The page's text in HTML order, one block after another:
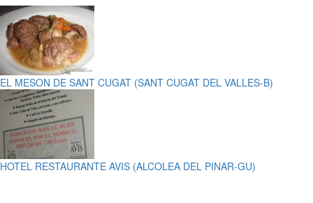
EL MESON DE SANT CUGAT (SANT CUGAT DEL VALLES-B)
HOTEL RESTAURANTE AVIS (ALCOLEA DEL PINAR-GU)